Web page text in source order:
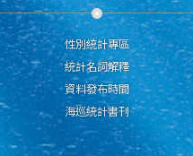
性別統計專區
統計名詞解釋
資料發布時間
海巡統計書刊